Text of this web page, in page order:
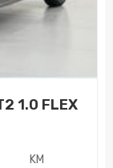
1.0 FLEX
KM